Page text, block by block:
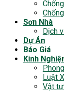
Sơn Nhà
Dịch
Dự Án
Báo Giá
Kinh
Luật
Vật